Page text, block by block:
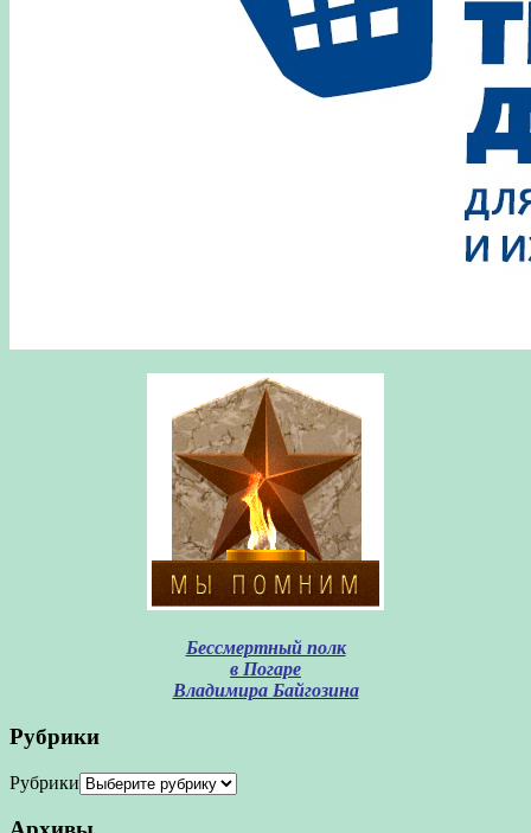
Бессмертный полк
в Погаре
Владимира Байгозина
Рубрики
Рубрики